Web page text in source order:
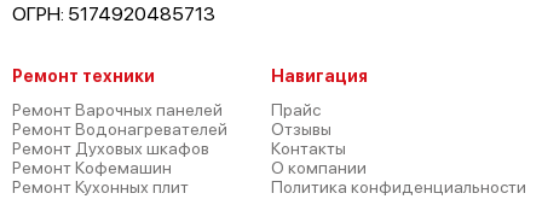
Bosch HLN445025
ОГРН: 5174920485713
Ремонт техники
Ремонт Варочных панелей
Ремонт Водонагревателей
Ремонт Духовых шкафов
Ремонт Кофемашин
Ремонт Кухонных плит
Навигация
Прайс
Отзывы
Контакты
О компании
Политика конфиденциальности